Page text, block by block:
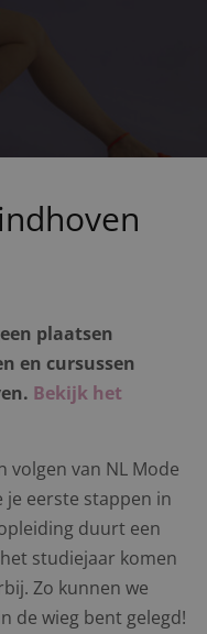
plaatsen
en cursussen
Bekijk het
volgen van NL Mode
je eerste stappen in
duurt een
studiejaar komen
Zo kunnen we
de wieg bent gelegd!